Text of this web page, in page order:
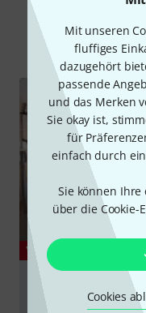
Mit unseren
fluffiges
dazugehört
passende
und das Merken
Sie okay ist,
für
einfach durch
Sie können
über die Cookie-
Cookies
Alle Videos
YOUTUBE
RME Audio HDSPe